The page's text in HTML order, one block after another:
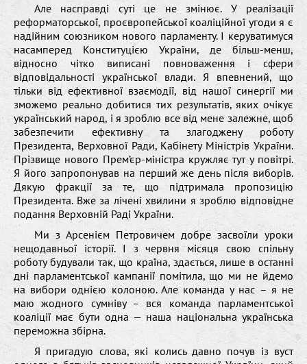
Але насправді суті це не змінює. У реалізації
реформаторської, проєвропейської коаліційної угоди я є
надійним союзником нового парламенту. І керуватимуся
насамперед Конституцією України, де більш-менш,
відносно чітко виписані повноваження і сфери
відповідальності української влади. Я впевнений, що
тільки від ефективної взаємодії, від нашої синергії ми
зможемо реально добитися тих результатів, яких очікує
український народ, і я зроблю все від мене залежне, щоб
забезпечити ефективну та злагоджену роботу
Президента, Верховної Ради, Кабінету Міністрів України.
Прізвище нового Прем’єр-міністра кружляє тут у повітрі.
Я його запропонував на перший же день після виборів.
Дякую фракції за те, що підтримала пропозицію
Президента. Вже за лічені хвилини я зроблю відповідне
подання Верховній Раді України.
Ми з Арсенієм Петровичем добре засвоїли уроки
нещодавньої історії. І з червня місяця свою спільну
роботу будували так, що країна, здається, лише в останні
дні парламентської кампанії помітила, що ми не йдемо
на вибори однією колоною. Але команда у нас – я не
маю жодного сумніву – вся команда парламентської
коаліції має бути одна — наша національна українська
переможна збірна.
Я пригадую слова, які колись давно почув із вуст